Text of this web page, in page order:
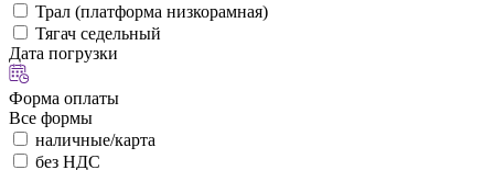
Трал (платформа низкорамная)
Тягач седельный
Дата погрузки
Форма оплаты
Все формы
наличные/карта
без НДС